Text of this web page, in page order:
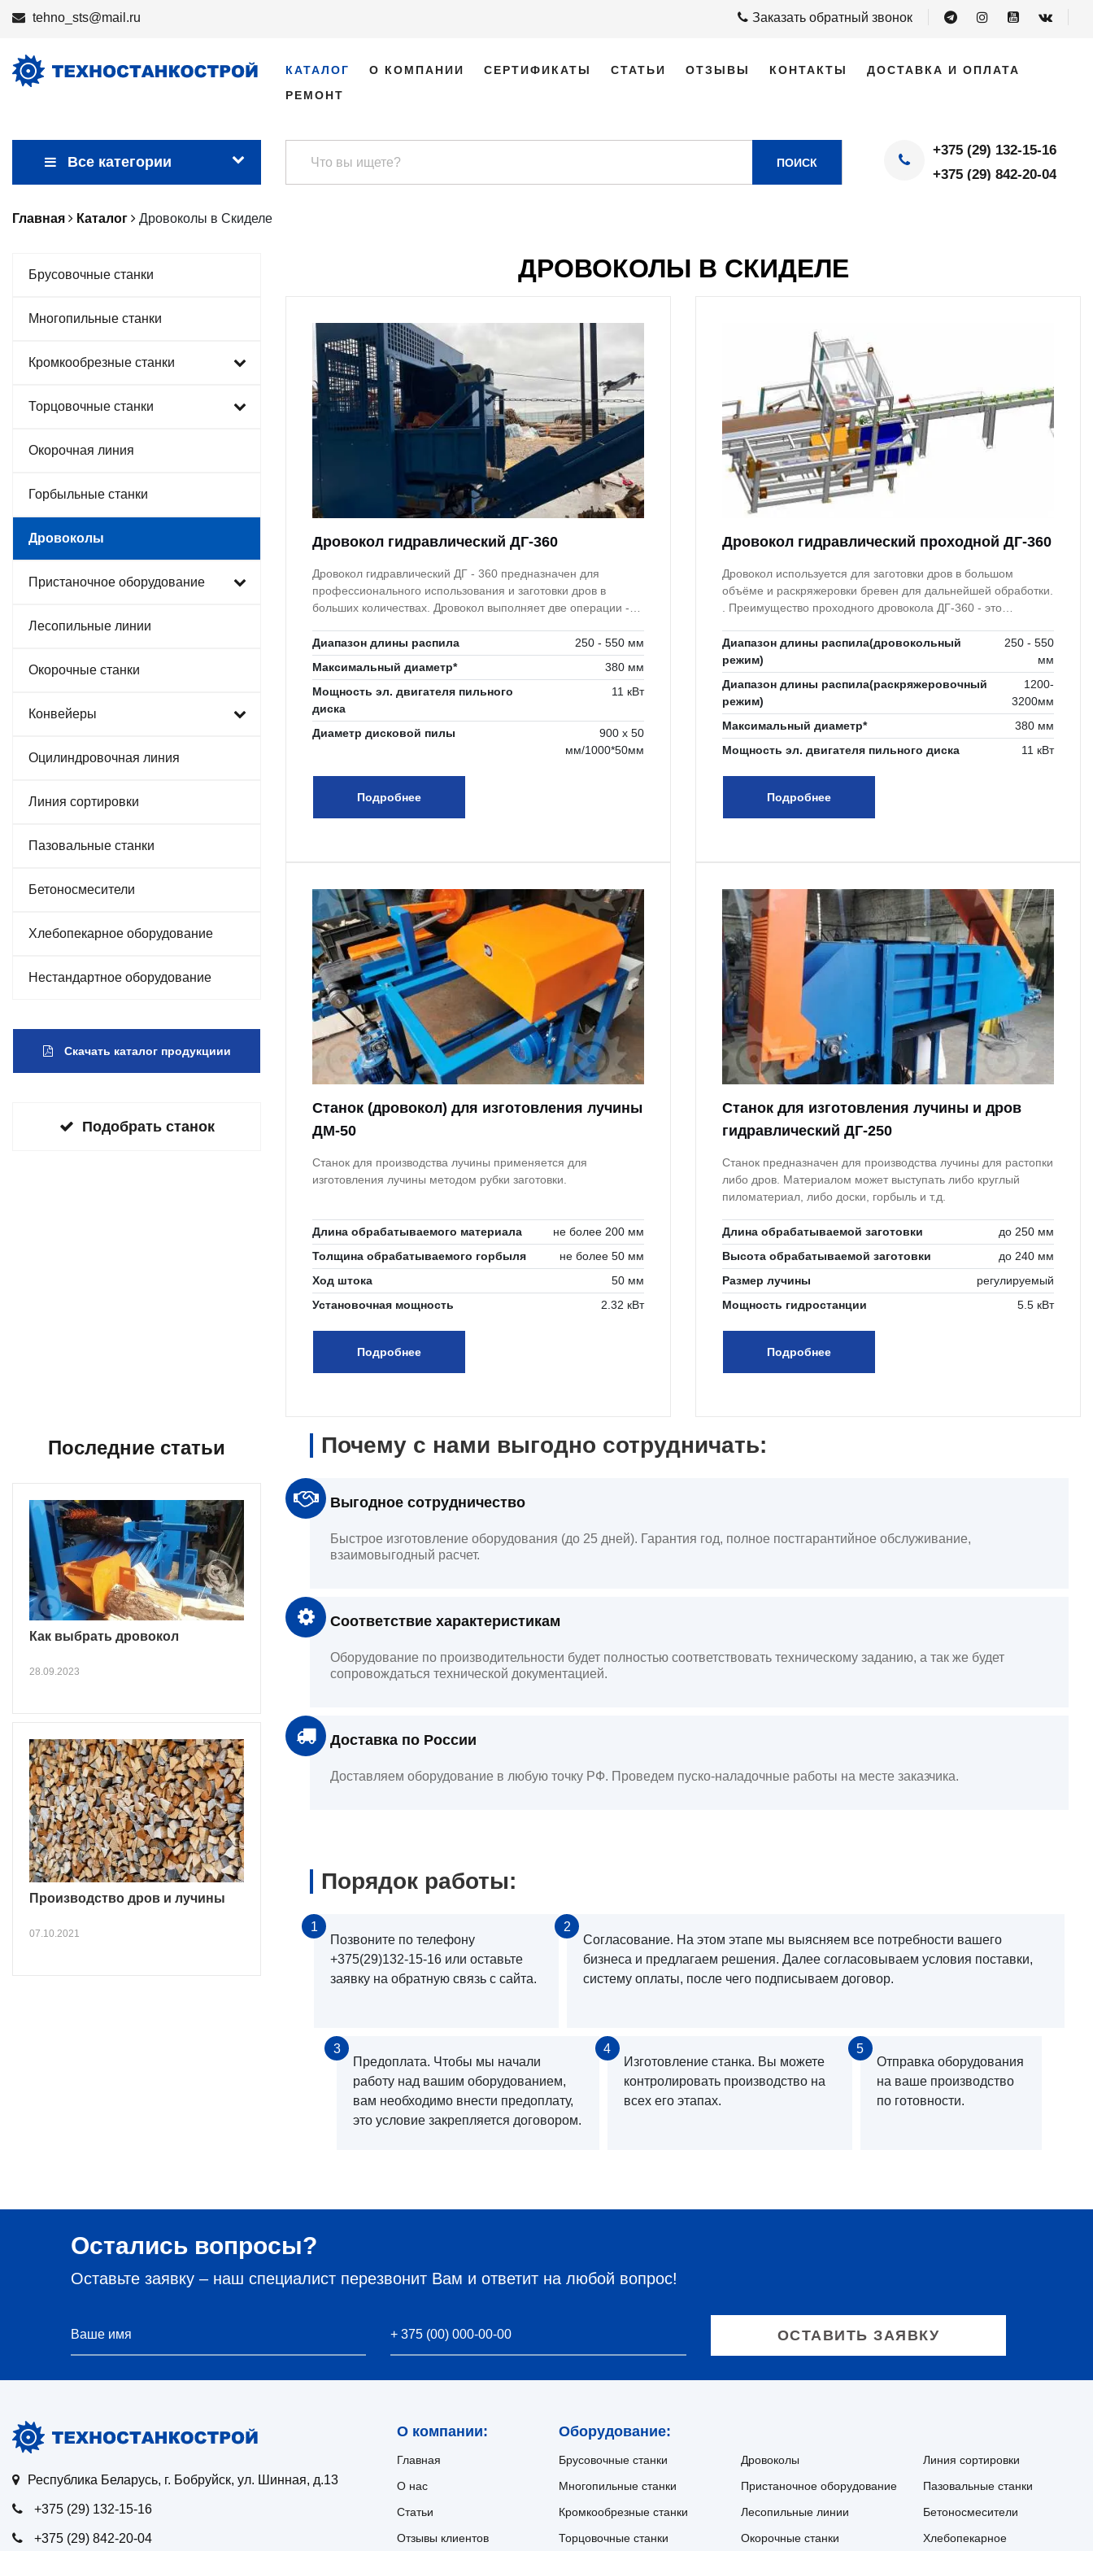
tehno_sts@mail.ru Заказать обратный звонок
КАТАЛОГ О КОМПАНИИ СЕРТИФИКАТЫ СТАТЬИ ОТЗЫВЫ КОНТАКТЫ
ДОСТАВКА И ОПЛАТА
РЕМОНТ
Все категории ПОИСК
+375 (29) 132-15-16
+375 (29) 842-20-04
Главная Каталог Дровоколы в Скиделе
Брусовочные станки
Многопильные станки
Кромкообрезные станки
Торцовочные станки
Окорочная линия
Горбыльные станки
Дровоколы
Пристаночное оборудование
Лесопильные линии
Окорочные станки
Конвейеры
Оцилиндровочная линия
Линия сортировки
Пазовальные станки
Бетоносмесители
Хлебопекарное оборудование
Нестандартное оборудование
Скачать каталог продукциии
Подобрать станок
ДРОВОКОЛЫ В СКИДЕЛЕ
Дровокол гидравлический ДГ-360
Дровокол гидравлический ДГ - 360 предназначен для
профессионального использования и заготовки дров в
больших количествах. Дровокол выполняет две операции -
и 8 частей.
Диапазон длины распила
250 - 550 мм
Максимальный диаметр*
380 мм
Мощность эл. двигателя пильного
диска
11 кВт
Диаметр дисковой пилы
900 х 50
мм/1000*50мм
Подробнее
Дровокол гидравлический проходной ДГ-360
Дровокол используется для заготовки дров в большом
объёме и раскряжеровки бревен для дальнейшей обработки.
. Преимущество проходного дровокола ДГ-360 - это
в работу, а из остального(кривое, с сучками, гнилое)
получить дрова.
Диапазон длины распила(дровокольный
режим)
250 - 550
мм
Диапазон длины распила(раскряжеровочный
режим)
1200-
3200мм
Максимальный диаметр*
380 мм
Мощность эл. двигателя пильного диска
11 кВт
Подробнее
Cтанок (дровокол) для изготовления лучины
ДМ-50
Станок для производства лучины применяется для
изготовления лучины методом рубки заготовки.
Длина обрабатываемого материала
не более 200 мм
Толщина обрабатываемого горбыля
не более 50 мм
Ход штока
50 мм
Установочная мощность
2.32 кВт
Подробнее
Станок для изготовления лучины и дров
гидравлический ДГ-250
Станок предназначен для производства лучины для растопки
либо дров. Материалом может выступать либо круглый
пиломатериал, либо доски, горбыль и т.д.
Длина обрабатываемой заготовки
до 250 мм
Высота обрабатываемой заготовки
до 240 мм
Размер лучины
регулируемый
Мощность гидростанции
5.5 кВт
Подробнее
Последние статьи
Как выбрать дровокол
28.09.2023
Производство дров и лучины
07.10.2021
Почему с нами выгодно сотрудничать:
Выгодное сотрудничество
Быстрое изготовление оборудования (до 25 дней). Гарантия год, полное постгарантийное обслуживание,
взаимовыгодный расчет.
Соответствие характеристикам
Оборудование по производительности будет полностью соответствовать техническому заданию, а так же будет
сопровождаться технической документацией.
Доставка по России
Доставляем оборудование в любую точку РФ. Проведем пуско-наладочные работы на месте заказчика.
Порядок работы:
1
Позвоните по телефону
+375(29)132-15-16 или оставьте
заявку на обратную связь с сайта.
2
Согласование. На этом этапе мы выясняем все потребности вашего
бизнеса и предлагаем решения. Далее согласовываем условия поставки,
систему оплаты, после чего подписываем договор.
3
Предоплата. Чтобы мы начали
работу над вашим оборудованием,
вам необходимо внести предоплату,
это условие закрепляется договором.
4
Изготовление станка. Вы можете
контролировать производство на
всех его этапах.
5
Отправка оборудования
на ваше производство
по готовности.
Остались вопросы?
Оставьте заявку – наш специалист перезвонит Вам и ответит на любой вопрос!
Республика Беларусь, г. Бобруйск, ул. Шинная, д.13
+375 (29) 132-15-16
+375 (29) 842-20-04
О компании:
Главная
О нас
Статьи
Отзывы клиентов
Оборудование:
Брусовочные станки
Многопильные станки
Кромкообрезные станки
Торцовочные станки
Дровоколы
Пристаночное оборудование
Лесопильные линии
Окорочные станки
Линия сортировки
Пазовальные станки
Бетоносмесители
Хлебопекарное